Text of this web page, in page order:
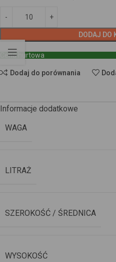
DODAJ DO
Cena hurtowa
Dodaj do porównania
Informacje dodatkowe
WAGA
LITRAŻ
SZEROKOŚĆ / ŚREDNICA
WYSOKOŚĆ